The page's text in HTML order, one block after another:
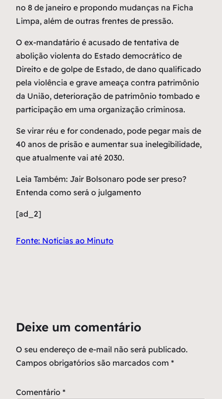
no 8 de janeiro e propondo mudanças na Ficha
Limpa, além de outras frentes de pressão.
O ex-mandatário é acusado de tentativa de
abolição violenta do Estado democrático de
Direito e de golpe de Estado, de dano qualificado
pela violência e grave ameaça contra patrimônio
da União, deterioração de patrimônio tombado e
participação em uma organização criminosa.
Se virar réu e for condenado, pode pegar mais de
40 anos de prisão e aumentar sua inelegibilidade,
que atualmente vai até 2030.
Leia Também: Jair Bolsonaro pode ser preso?
Entenda como será o julgamento
[ad_2]
Fonte: Notícias ao Minuto
Deixe um comentário
O seu endereço de e-mail não será publicado.
Campos obrigatórios são marcados com *
Comentário *